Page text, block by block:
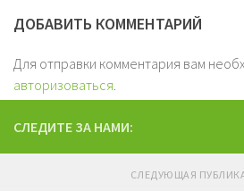
ДОБАВИТЬ КОММЕНТАРИЙ
Для отправки комментария вам
авторизоваться.
СЛЕДИТЕ ЗА НАМИ:
СЛЕДУЮЩАЯ